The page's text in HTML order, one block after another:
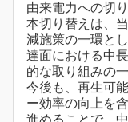
由来電力への切
本切り替えは、
減施策の一環と
達面における中
的な取り組みの
今後も、再生可
ー効率の向上を